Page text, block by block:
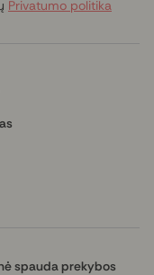
Privatumo politika
spauda prekybos